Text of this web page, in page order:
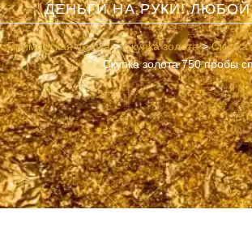
ДЕНЬГИ НА РУКИ!
Приморская скупка>Скупка золота>Скупка
Скупка золота 750 пробы